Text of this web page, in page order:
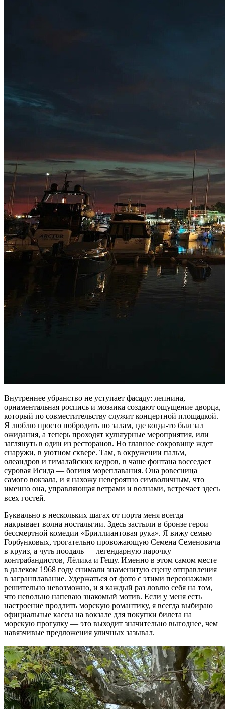
Внутреннее убранство не уступает фасаду: лепнина,
орнаментальная роспись и мозаика создают ощущение дворца,
который по совместительству служит концертной площадкой.
Я люблю просто побродить по залам, где когда-то был зал
ожидания, а теперь проходят культурные мероприятия, или
заглянуть в один из ресторанов. Но главное сокровище ждет
снаружи, в уютном сквере. Там, в окружении пальм,
олеандров и гималайских кедров, в чаше фонтана восседает
суровая Исида — богиня мореплавания. Она ровесница
самого вокзала, и я нахожу невероятно символичным, что
именно она, управляющая ветрами и волнами, встречает здесь
всех гостей.
Буквально в нескольких шагах от порта меня всегда
накрывает волна ностальгии. Здесь застыли в бронзе герои
бессмертной комедии «Бриллиантовая рука». Я вижу семью
Горбунковых, трогательно провожающую Семена Семеновича
в круиз, а чуть поодаль — легендарную парочку
контрабандистов, Лёлика и Гешу. Именно в этом самом месте
в далеком 1968 году снимали знаменитую сцену отправления
в загранплавание. Удержаться от фото с этими персонажами
решительно невозможно, и я каждый раз ловлю себя на том,
что невольно напеваю знакомый мотив. Если у меня есть
настроение продлить морскую романтику, я всегда выбираю
официальные кассы на вокзале для покупки билета на
морскую прогулку — это выходит значительно выгоднее, чем
навязчивые предложения уличных зазывал.